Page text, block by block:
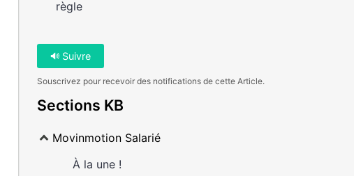
règle
Suivre
Souscrivez pour recevoir des notifications de cette Article.
Sections KB
Movinmotion Salarié
À la une !